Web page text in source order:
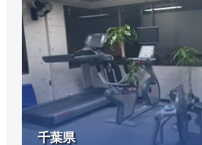
千葉県